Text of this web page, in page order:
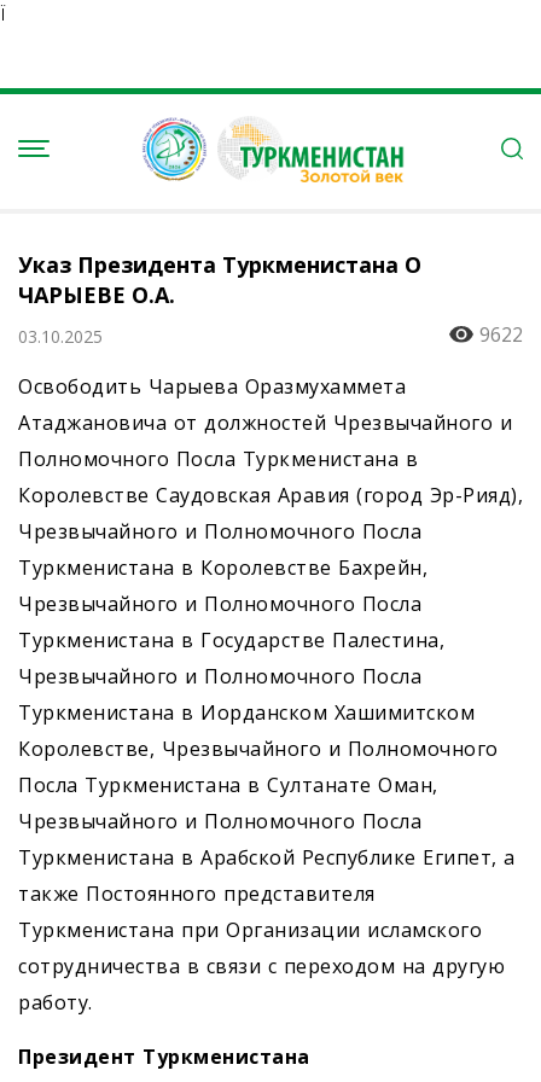
Ï
Указ Президента Туркменистана О
ЧАРЫЕВЕ О.А.
03.10.2025
9622
Освободить Чарыева Оразмухаммета
Атаджановича от должностей Чрезвычайного и
Полномочного Посла Туркменистана в
Королевстве Саудовская Аравия (город Эр-Рияд),
Чрезвычайного и Полномочного Посла
Туркменистана в Королевстве Бахрейн,
Чрезвычайного и Полномочного Посла
Туркменистана в Государстве Палестина,
Чрезвычайного и Полномочного Посла
Туркменистана в Иорданском Хашимитском
Королевстве, Чрезвычайного и Полномочного
Посла Туркменистана в Султанате Оман,
Чрезвычайного и Полномочного Посла
Туркменистана в Арабской Республике Египет, а
также Постоянного представителя
Туркменистана при Организации исламского
сотрудничества в связи с переходом на другую
работу.
Президент Туркменистана